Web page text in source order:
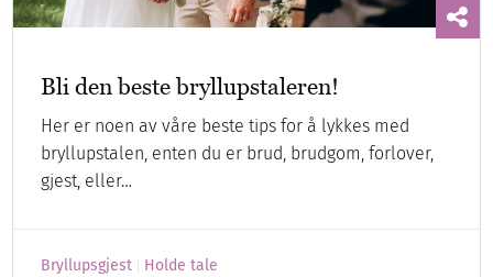
Bli den beste bryllupstaleren!
Her er noen av våre beste tips for å lykkes med
bryllupstalen, enten du er brud, brudgom, forlover,
gjest, eller…
Bryllupsgjest Holde tale